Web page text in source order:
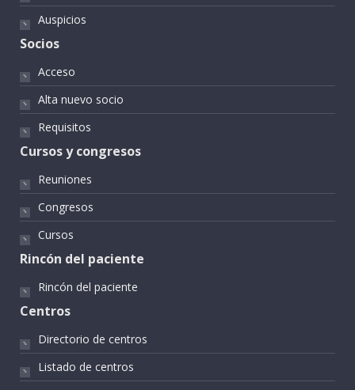
Auspicios
Socios
Acceso
Alta nuevo socio
Requisitos
Cursos y congresos
Reuniones
Congresos
Cursos
Rincón del paciente
Rincón del paciente
Centros
Directorio de centros
Listado de centros